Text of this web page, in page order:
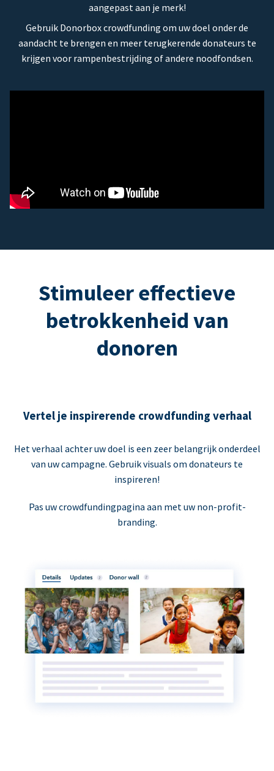
aangepast aan je merk!
Gebruik Donorbox crowdfunding om uw doel onder de
aandacht te brengen en meer terugkerende donateurs te
krijgen voor rampenbestrijding of andere noodfondsen.
Stimuleer effectieve
betrokkenheid van
donoren
Vertel je inspirerende crowdfunding verhaal
Het verhaal achter uw doel is een zeer belangrijk onderdeel
van uw campagne. Gebruik visuals om donateurs te
inspireren!
Pas uw crowdfundingpagina aan met uw non-profit-
branding.